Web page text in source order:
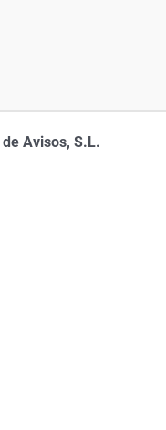
Avisos, S.L.